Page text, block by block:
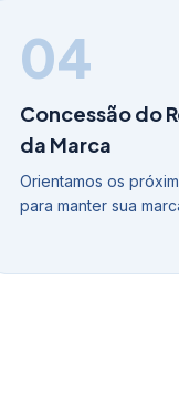
04
Concessão do
da Marca
Orientamos os
para manter sua